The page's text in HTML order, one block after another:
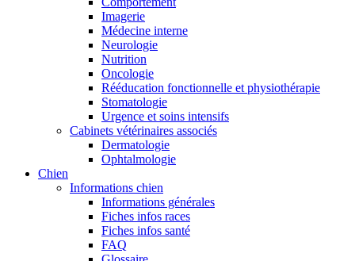
Imagerie
Médecine interne
Neurologie
Nutrition
Oncologie
Rééducation fonctionnelle et physiothérapie
Stomatologie
Urgence et soins intensifs
Cabinets vétérinaires associés
Dermatologie
Ophtalmologie
Chien
Informations chien
Informations générales
Fiches infos races
Fiches infos santé
FAQ